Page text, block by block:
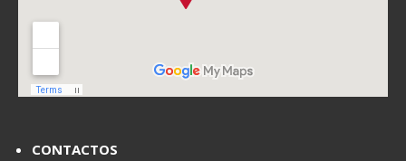
CONTACTOS